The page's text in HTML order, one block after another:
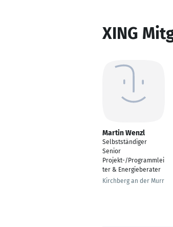
XING
Martin Wenzl
Selbstständiger
Senior
Projekt-/Programmlei
ter & Energieberater
Kirchberg an der Murr